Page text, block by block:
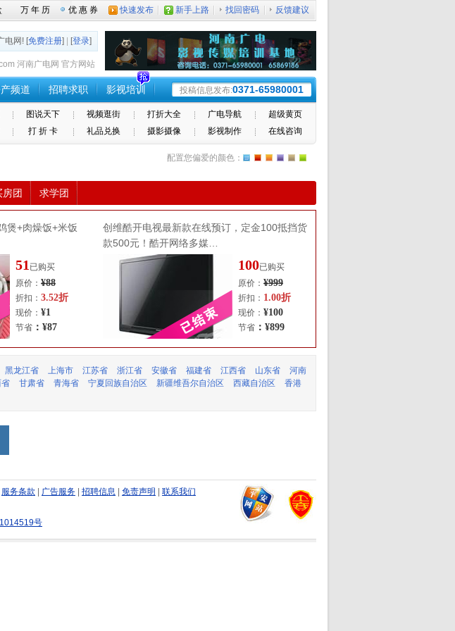
万 年 历 优 惠 券 快速发布 新手上路 找回密码 反馈建议
电网! [免费注册] [登录]
河南广电网 官方网站
频道 招聘求职 影视培训 投稿信息发布:0371-65980001
图说天下 视频逛街 打折大全 广电导航
超级黄页
打 折 卡 礼品兑换 摄影摄像 影视制作 在线咨询
配置您偏爱的颜色：
房团 求学团
煲+肉燥饭+米饭
51 已购买
原价： ¥88
折扣： 3.52折
现价： ¥1
节省 ：¥87
创维酷开电视最新款在线预订，定金100抵挡货
款500元！酷开网络多媒…
100已购买
原价： ¥999
折扣： 1.00折
现价： ¥100
节省 ：¥899
黑龙江省 上海市 江苏省 浙江省 安徽省 福建省 江西省 山东省
河南
省 甘肃省 青海省 宁夏回族自治区 新疆维吾尔自治区 西藏自治区
香港
服务条款 广告服务 招聘信息 免责声明
联系我们
号